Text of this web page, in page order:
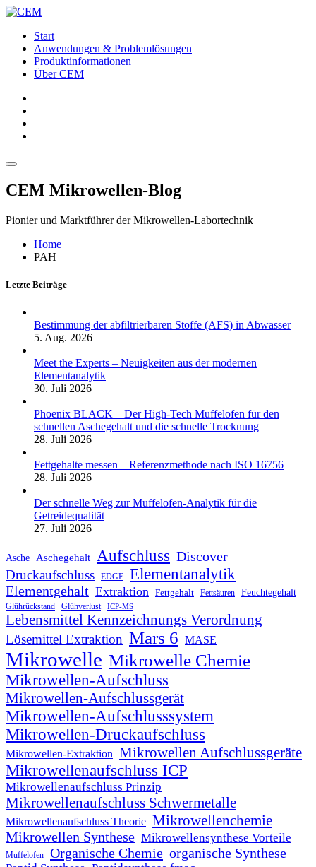
Start
Anwendungen & Problemlösungen
Produktinformationen
Über CEM
CEM Mikrowellen-Blog
Pionier und Marktführer der Mikrowellen-Labortechnik
Home
PAH
Letzte Beiträge
Bestimmung der abfiltrierbaren Stoffe (AFS) in Abwasser
5. Aug. 2026
Meet the Experts – Neuigkeiten aus der modernen
Elementanalytik
30. Juli 2026
Phoenix BLACK – Der High-Tech Muffelofen für den
schnellen Aschegehalt und die schnelle Trocknung
28. Juli 2026
Fettgehalte messen – Referenzmethode nach ISO 16756
28. Juli 2026
Der schnelle Weg zur Muffelofen-Analytik für die
Getreidequalität
27. Juli 2026
Asche Aschegehalt Aufschluss Discover
Druckaufschluss EDGE Elementanalytik
Elementgehalt Extraktion Fettgehalt Fettsäuren Feuchtegehalt
Glührückstand Glühverlust ICP-MS
Lebensmittel Kennzeichnungs Verordnung
Lösemittel Extraktion Mars 6 MASE
Mikrowelle Mikrowelle Chemie
Mikrowellen-Aufschluss
Mikrowellen-Aufschlussgerät
Mikrowellen-Aufschlusssystem
Mikrowellen-Druckaufschluss
Mikrowellen-Extraktion Mikrowellen Aufschlussgeräte
Mikrowellenaufschluss ICP
Mikrowellenaufschluss Prinzip
Mikrowellenaufschluss Schwermetalle
Mikrowellenaufschluss Theorie Mikrowellenchemie
Mikrowellen Synthese Mikrowellensynthese Vorteile
Muffelofen Organische Chemie organische Synthese